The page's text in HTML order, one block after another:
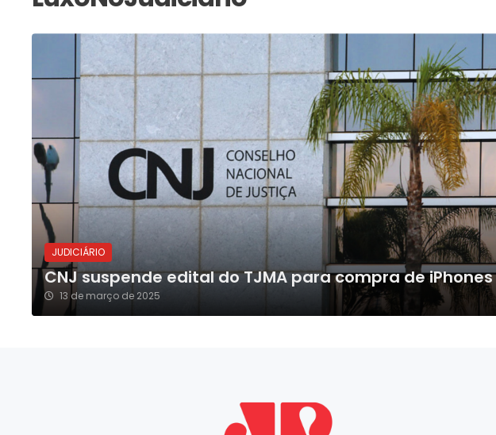
JUDICIÁRIO
CNJ suspende edital do TJMA para compra de iPhones
13 de março de 2025